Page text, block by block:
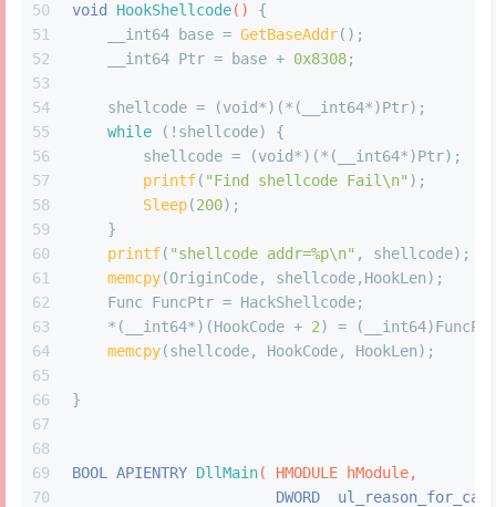
50
51
52
53
54
55
56
57
58
59
60
61
62
63
64
65
66
67
68
69
70
void HookShellcode()
{
    __int64 base =
GetBaseAddr();
    __int64 Ptr = base +
0x8308;
    shellcode = (
void*)(*(__int64*)Ptr);
while (!shellcode) {
        shellcode = (
void*)(*(__int64*)Ptr);
printf( "Find shellcode Fail\n" );
Sleep(200);
    }
printf( "shellcode addr=%p\n" , shellcode);
memcpy(OriginCode,
    Func FuncPtr = HackShellcode;
    *(__int64*)(HookCode +
2) =
memcpy(shellcode, HookCode,
}
BOOL APIENTRY DllMain( HMODULE hModule,
DWORD